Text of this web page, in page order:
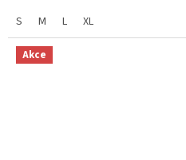
S M L XL
Akce